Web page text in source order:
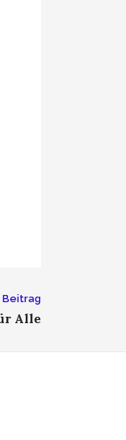
Beitrag
Alle